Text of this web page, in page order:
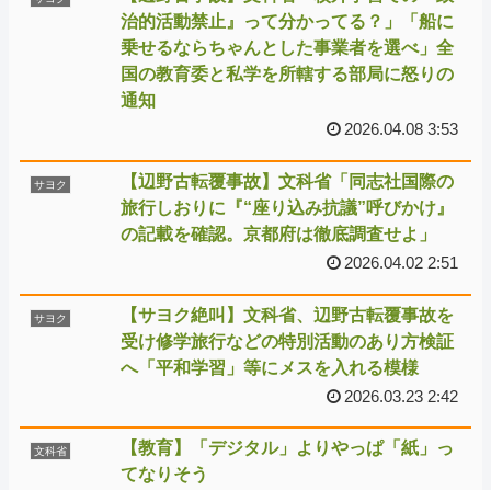
治的活動禁止』って分かってる？」「船に
乗せるならちゃんとした事業者を選べ」全
国の教育委と私学を所轄する部局に怒りの
通知
2026.04.08 3:53
サヨク
【辺野古転覆事故】文科省「同志社国際の
旅行しおりに『“座り込み抗議”呼びかけ』
の記載を確認。京都府は徹底調査せよ」
2026.04.02 2:51
サヨク
【サヨク絶叫】文科省、辺野古転覆事故を
受け修学旅行などの特別活動のあり方検証
へ「平和学習」等にメスを入れる模様
2026.03.23 2:42
文科省
【教育】「デジタル」よりやっぱ「紙」っ
てなりそう